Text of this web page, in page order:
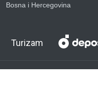
Bosna i Hercegovina
Turizam